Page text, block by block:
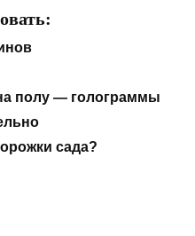
полу — голограммы
сада?